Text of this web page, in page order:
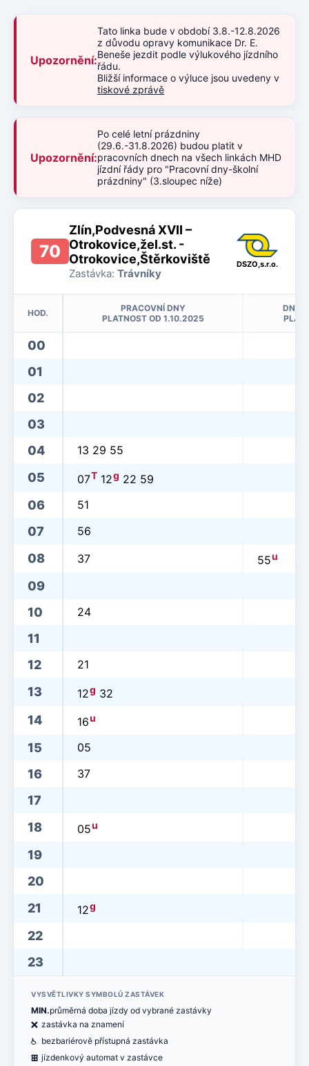
Upozornění:
Tato linka bude v období 3.8.-12.8.2026
z důvodu opravy komunikace Dr. E.
Beneše jezdit podle výlukového jízdního
řádu.
Bližší informace o výluce jsou uvedeny v
tiskové zprávě
Upozornění:
Po celé letní prázdniny
(29.6.-31.8.2026) budou platit v
pracovních dnech na všech linkách MHD
jízdní řády pro "Pracovní dny-školní
prázdniny" (3.sloupec níže)
70
Zlín,Podvesná XVII –
Otrokovice,žel.st. -
Otrokovice,Štěrkoviště
Zastávka: Trávníky
DSZO,s.r.o.
HOD.
PRACOVNÍ DNY
PLATNOST OD 1.10.2025
DNY
00
01
02
03
04
13 29 55
05 07T 12g 22 59
06 51
07 56
08 37 55u
09
10
24
11
12
21
13 12g 32
14 16u
15 05
16 37
17
18
05u
19
20
21
12g
22
23
VYSVĚTLIVKY SYMBOLŮ ZASTÁVEK
MIN.průměrná doba jízdy od vybrané zastávky
ë zastávka na znamení
@ bezbariérově přístupná zastávka
æ jízdenkový automat v zastávce